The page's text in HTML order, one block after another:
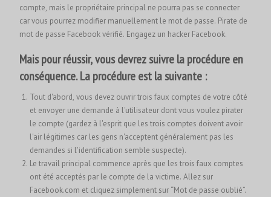
compte, mais le propriétaire principal ne pourra pas se connecter
car vous pourrez modifier manuellement le mot de passe. Pirate de
mot de passe Facebook vérifié. Engagez un hacker Facebook.
Mais pour réussir, vous devrez suivre la procédure en
conséquence. La procédure est la suivante :
Tout d'abord, vous devez ouvrir trois faux comptes de votre côté
et envoyer une demande à l'utilisateur dont vous voulez pirater
le compte (gardez à l'esprit que les trois comptes doivent avoir
l'air légitimes car les gens n'acceptent généralement pas les
demandes si l'identification semble suspecte).
Le travail principal commence après que les trois faux comptes
ont été acceptés par le compte de la victime. Allez sur
Facebook.com et cliquez simplement sur “Mot de passe oublié”.